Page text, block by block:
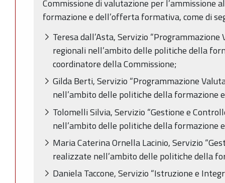
Commissione di valutazione per l’ammissione
formazione e dell’offerta formativa, come di
Teresa dall’Asta, Servizio
regionali nell’ambito delle politiche della
coordinatore della Commissione;
Gilda Berti, Servizio “Programmazione
nell’ambito delle politiche della formazione
Tolomelli Silvia, Servizio “Gestione e
nell’ambito delle politiche della formazione
Maria Caterina Ornella Lacinio, Servizio
realizzate nell’ambito delle politiche della
Daniela Taccone, Servizio “Istruzione e